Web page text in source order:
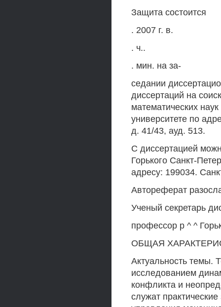
Защита состоится
. 2007 г. в.
. ч..
. мин. на за-
седании
диссертаций на
математических
университете по
д. 41/43, ауд. 513.
С диссертацией
Горького Санкт-
адресу: 199034.
Автореферат
Ученый секретарь
профессор р ^ ^
ОБЩАЯ
Актуальность темы.
исследованием
конфликта и
служат